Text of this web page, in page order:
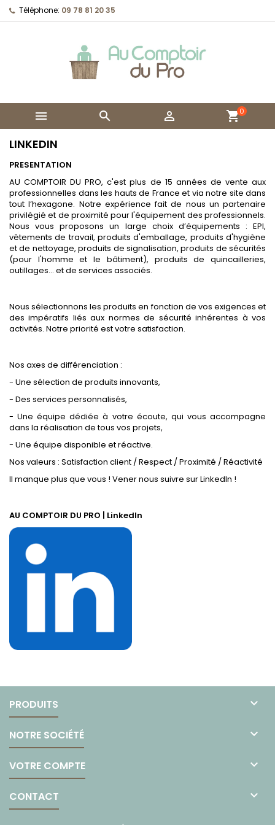
Téléphone: 09 78 81 20 35
   shopping_cart0
LINKEDIN
PRESENTATION
AU COMPTOIR DU PRO, c'est plus de 15 années de vente aux
professionnelles dans les hauts de France et via notre site dans
tout l’hexagone. Notre expérience fait de nous un partenaire
privilégié et de proximité pour l'équipement des professionnels.
Nous vous proposons un large choix d’équipements : EPI,
vêtements de travail, produits d'emballage, produits d'hygiène
et de nettoyage, produits de signalisation, produits de sécurités
(pour l'homme et le bâtiment), produits de quincailleries,
outillages… et de services associés.
Nous sélectionnons les produits en fonction de vos exigences et
des impératifs liés aux normes de sécurité inhérentes à vos
activités. Notre priorité est votre satisfaction.
Nos axes de différenciation :
- Une sélection de produits innovants,
- Des services personnalisés,
- Une équipe dédiée à votre écoute, qui vous accompagne
dans la réalisation de tous vos projets,
- Une équipe disponible et réactive.
Nos valeurs : Satisfaction client / Respect / Proximité / Réactivité
Il manque plus que vous ! Vener nous suivre sur LinkedIn !
AU COMPTOIR DU PRO | LinkedIn
PRODUITS 
NOTRE SOCIÉTÉ 
VOTRE COMPTE 
CONTACT 